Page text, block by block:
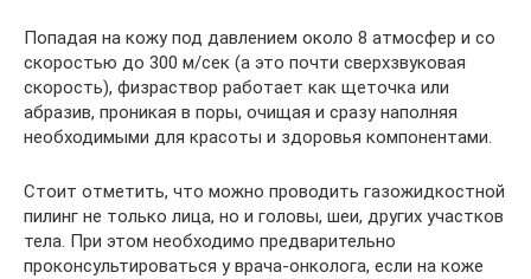
Попадая на кожу под давлением около 8 атмосфер и со
скоростью до 300 м/сек (а это почти сверхзвуковая
скорость), физраствор работает как щеточка или
абразив, проникая в поры, очищая и сразу наполняя
необходимыми для красоты и здоровья компонентами.
Стоит отметить, что можно проводить газожидкостной
пилинг не только лица, но и головы, шеи, других участков
тела. При этом необходимо предварительно
проконсультироваться у врача-онколога, если на коже